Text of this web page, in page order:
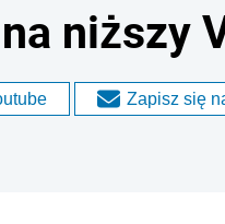
niższy
Zapisz się